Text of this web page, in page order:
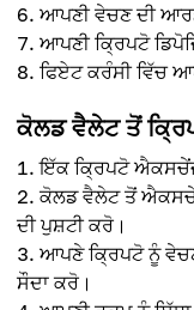
ਆਪਣੀ ਵੇਚਣ ਦੀ
ਆਪਣੀ ਕ੍ਰਿਪਟੋ
ਫਿਏਟ ਕਰੰਸੀ ਵਿੱਚ
ਕੋਲਡ ਵੈਲੇਟ ਤੋਂ
ਇੱਕ ਕ੍ਰਿਪਟੋ
ਕੋਲਡ ਵੈਲੇਟ ਤੋਂ
ਦੀ ਪੁਸ਼ਟੀ ਕਰੋ।
ਆਪਣੇ ਕ੍ਰਿਪਟੋ ਨੂੰ
ਸੌਦਾ ਕਰੋ।